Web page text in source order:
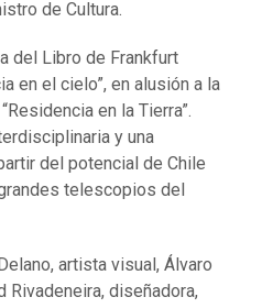
de Cultura.
del Libro de Frankfurt
en el cielo”, en alusión a la
en la Tierra”.
y una
del potencial de Chile
telescopios del
artista visual, Álvaro
Rivadeneira, diseñadora,